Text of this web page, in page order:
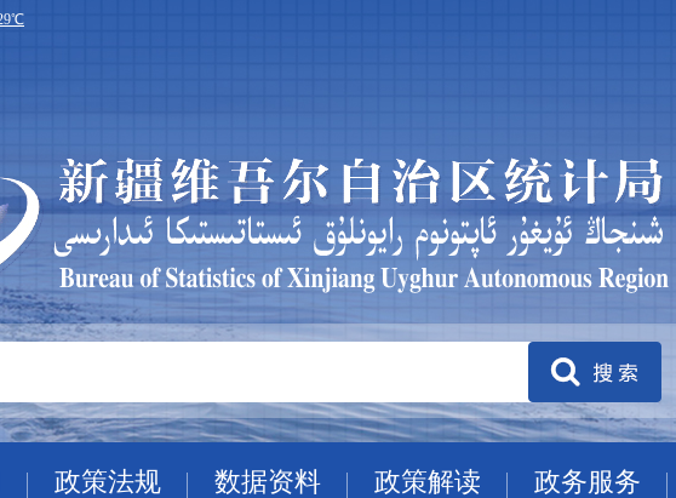
政策法规 数据资料 政策解读 政务服务